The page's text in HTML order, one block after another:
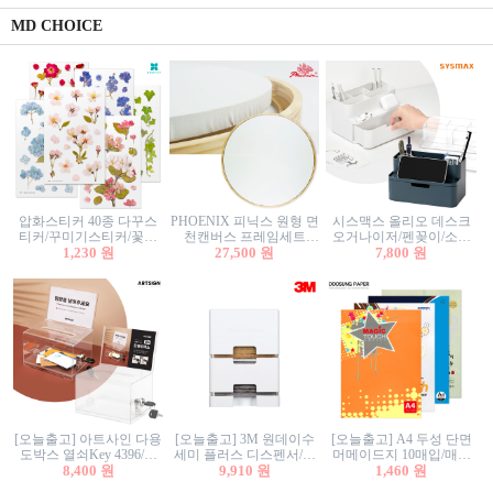
MD CHOICE
압화스티커 40종 다꾸스
티커/꾸미기스티커/꽃스
티커/압화꽃책갈피/팬시
1,230 원
PHOENIX 피닉스 원형 면
천캔버스 프레임세트
30cm/원형캔버스/플로팅
27,500 원
시스맥스 올리오 데스크
오거나이저/펜꽂이/소품
꽂이/소품함/정리함/수납
7,800 원
[오늘출고] 아트사인 다용
도박스 열쇠Key 4396/투
표함/건의함/모금함/응모
8,400 원
[오늘출고] 3M 원데이수
세미 플러스 디스펜서/소
프트수세미5매+강력수세
9,910 원
[오늘출고] A4 두성 단면
머메이드지 10매입/매직
터치/색지/색상지/색복사
1,460 원